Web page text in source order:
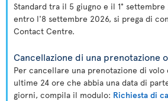
Standard tra il 5 giugno e il 1°
entro l'8 settembre 2026, si prega di
Contact Centre.
Cancellazione di una prenotazione
Per cancellare una prenotazione di
ultime 24 ore che abbia una data di
giorni, compila il modulo: Richiesta di